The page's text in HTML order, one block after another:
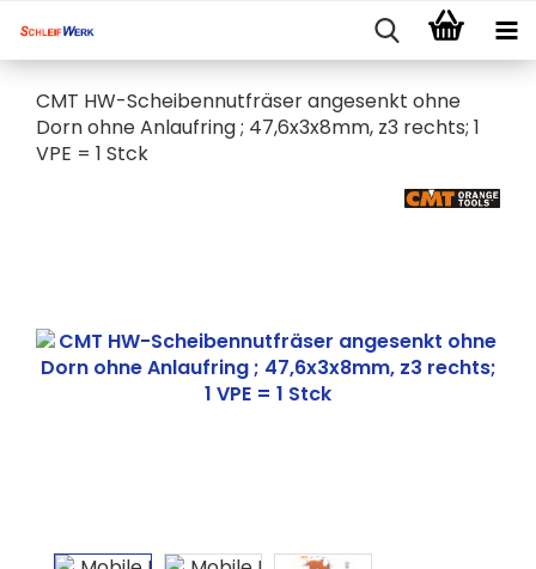
CMT HW-Scheibennutfräser angesenkt ohne
Dorn ohne Anlaufring ; 47,6x3x8mm, z3 rechts; 1
VPE = 1 Stck